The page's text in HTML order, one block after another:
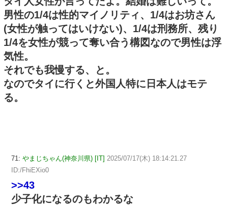
男性の1/4は性的マイノリティ、1/4はお坊さん
(女性が触ってはいけない)、1/4は刑務所、残り
1/4を女性が競って奪い合う構図なので男性は浮
気性。
それでも我慢する、と。
なのでタイに行くと外国人特に日本人はモテ
る。
71: やまじちゃん(神奈川県) [IT] 2025/07/17(木) 18:14:21.27
ID:/FhiEXio0
>>43
少子化になるのもわかるな